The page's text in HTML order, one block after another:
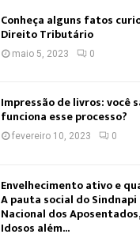
Conheça alguns fatos
Direito Tributário
maio 5, 2023 0
Impressão de livros: você
funciona esse processo?
fevereiro 10, 2023 0
Envelhecimento ativo e
A pauta social do
Nacional dos
Idosos além...